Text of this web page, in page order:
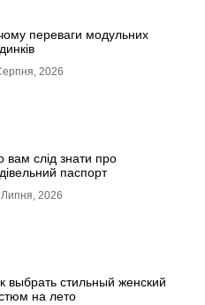
переваги модульних
2026
вам слід знати про
паспорт
2026
выбрать стильный женский
на лето